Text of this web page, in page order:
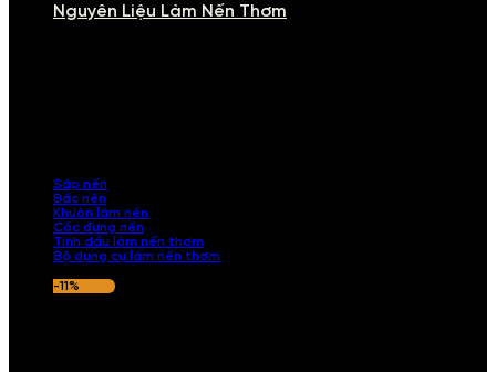
Nguyên Liệu Làm Nến Thơm
Sáp nến
Bấc nến
Khuôn làm nến
Cốc đựng nến
Tinh dầu làm nến thơm
Bộ dụng cụ làm nến thơm
-11%